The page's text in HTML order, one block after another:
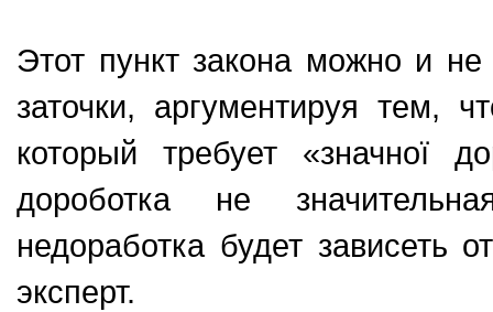
Этот пункт закона можно и
заточки, аргументируя тем,
который требует «значної
дороботка не
недоработка будет зависеть
эксперт.